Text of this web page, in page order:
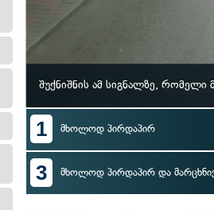
შუქნიშნის ამ სიგნალზე,
1 მხოლოდ პირდაპირ
3 მხოლოდ პირდაპირ და